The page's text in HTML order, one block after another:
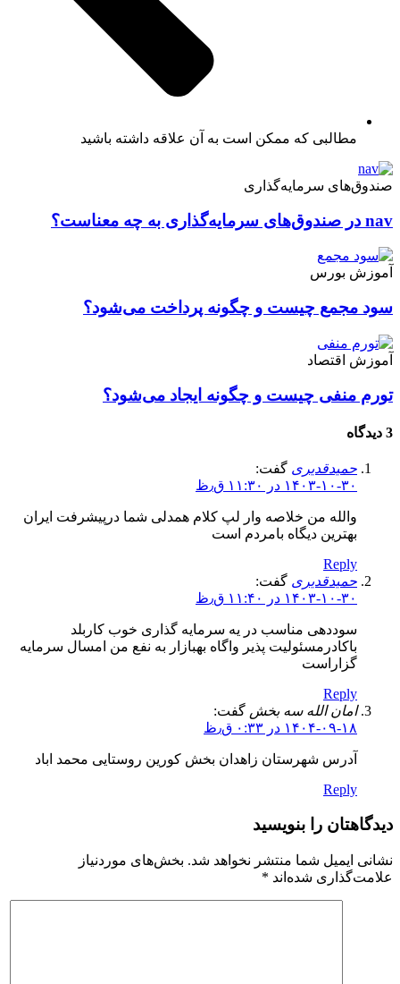
مطالبی که ممکن است به آن علاقه داشته باشید
صندوق‌های سرمایه‌گذاری
nav در صندوق‌های سرمایه‌‌گذاری به چه معناست؟
آموزش بورس
سود مجمع چیست و چگونه پرداخت می‌شود؟
آموزش اقتصاد
تورم منفی چیست و چگونه ایجاد می‌شود؟
3 دیدگاه
حمیدقدیری گفت:
۱۴۰۳-۱۰-۳۰ در ۱۱:۳۰ ق٫ظ
والله من خلاصه وار لپ کلام همدلی شما درپیشرفت ایران
بهترین دیگاه بامردم است
Reply
حمیدقدیری گفت:
۱۴۰۳-۱۰-۳۰ در ۱۱:۴۰ ق٫ظ
سوددهی مناسب در یه سرمایه گذاری خوب کاربلد
باکادرمسئولیت پذیر واگاه بهبازار به نفع من امسال سرمایه
گزاراست
Reply
امان الله سه بخش گفت:
۱۴۰۴-۰۹-۱۸ در ۰:۳۳ ق٫ظ
آدرس شهرستان زاهدان بخش کورین روستایی محمد اباد
Reply
دیدگاهتان را بنویسید
نشانی ایمیل شما منتشر نخواهد شد. بخش‌های موردنیاز
علامت‌گذاری شده‌اند *